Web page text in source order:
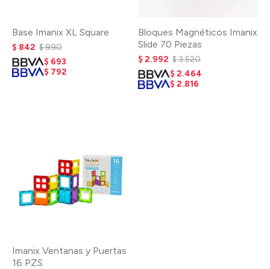
Base Imanix XL Square
$ 842 $990
$ 693
$ 792
Bloques Magnéticos Imanix
Slide 70 Piezas
$ 2.992 $3.520
$ 2.464
$ 2.816
Imanix Ventanas y Puertas
16 PZS